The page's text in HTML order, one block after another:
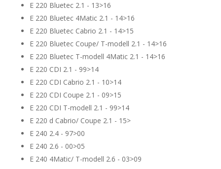
E 220 Bluetec 2.1 - 13>16
E 220 Bluetec 4Matic 2.1 - 14>16
E 220 Bluetec Cabrio 2.1 - 14>15
E 220 Bluetec Coupe/ T-modell 2.1 - 14>16
E 220 Bluetec T-modell 4Matic 2.1 - 14>16
E 220 CDI 2.1 - 99>14
E 220 CDI Cabrio 2.1 - 10>14
E 220 CDI Coupe 2.1 - 09>15
E 220 CDI T-modell 2.1 - 99>14
E 220 d Cabrio/ Coupe 2.1 - 15>
E 240 2.4 - 97>00
E 240 2.6 - 00>05
E 240 4Matic/ T-modell 2.6 - 03>09